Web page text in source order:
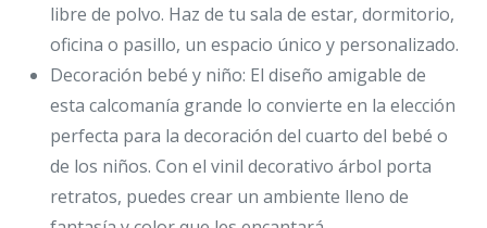
libre de polvo. Haz de tu sala de estar, dormitorio,
oficina o pasillo, un espacio único y personalizado.
Decoración bebé y niño: El diseño amigable de
esta calcomanía grande lo convierte en la elección
perfecta para la decoración del cuarto del bebé o
de los niños. Con el vinil decorativo árbol porta
retratos, puedes crear un ambiente lleno de